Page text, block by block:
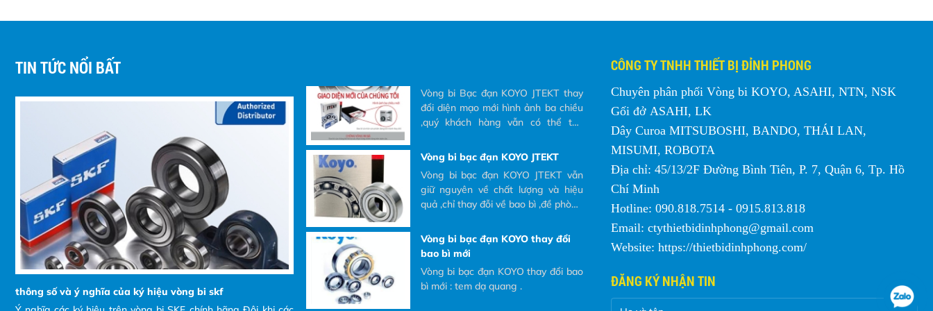
TIN TỨC NỔI BẤT
thông số và ý nghĩa của ký hiệu vòng bi skf
chúng có ý nghĩa gì? và tại sao phải
đọc các ký hiệu đó ra khi Khách
hàng có nhu cầu mua và yêu cầu
Vòng bi Bạc đạn KOYO JTEKT thay
đổi diện mạo mới hình ảnh ba chiều
,quý khách hàng vẫn có thể tạo
Vòng bi bạc đạn KOYO JTEKT
Vòng bi bạc đạn KOYO JTEKT vẫn
giữ nguyên về chất lượng và hiệu
quả ,chỉ thay đỗi về bao bì ,đề phòng
Vòng bi bạc đạn KOYO thay đổi
bao bì mới
Vòng bi bạc đạn KOYO thay đổi bao
bì mới : tem dạ quang .
CÔNG TY TNHH THIẾT BỊ ĐỈNH PHONG
Chuyên phân phối Vòng bi KOYO, ASAHI, NTN, NSK
Gối đở ASAHI, LK
Dây Curoa MITSUBOSHI, BANDO, THÁI LAN,
MISUMI, ROBOTA
Địa chỉ: 45/13/2F Đường Bình Tiên, P. 7, Quận 6, Tp. Hồ
Chí Minh
Hotline: 090.818.7514 - 0915.813.818
Email: ctythietbidinhphong@gmail.com
Website: https://thietbidinhphong.com/
ĐĂNG KÝ NHẬN TIN